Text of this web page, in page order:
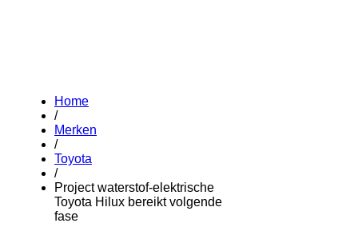
Home
/
Merken
/
Toyota
/
Project waterstof-elektrische
Toyota Hilux bereikt volgende
fase